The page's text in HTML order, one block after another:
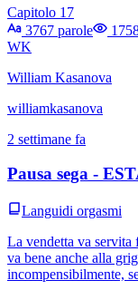
Capitolo 17
3767 parole
WK
William Kasanova
williamkasanova
2 settimane fa
Pausa sega -
Languidi orgasmi
La vendetta va servita
va bene anche alla
incompensibilmente,